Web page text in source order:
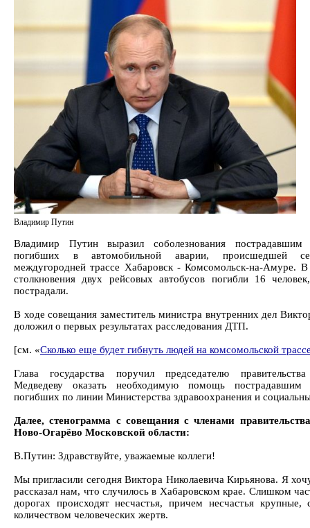
Владимир Путин
Владимир Путин выразил соболезнования
погибших в автомобильной аварии, происшедшей
междугородней трассе Хабаровск - Комсомольск-на-Амуре. В
столкновения двух рейсовых автобусов погибли 16
пострадали.
В ходе совещания заместитель министра внутренних дел
доложил о первых результатах расследования ДТП.
[см. «Сколько еще будет гибнуть людей на комсомольской
Глава государства поручил председателю
Медведеву оказать необходимую помощь
погибших по линии Министерства здравоохранения и
Далее, стенограмма с совещания с членами
Ново-Огарёво Московской области:
В.Путин: Здравствуйте, уважаемые коллеги!
Мы пригласили сегодня Виктора Николаевича Кирьянова. Я
рассказал нам, что случилось в Хабаровском крае. Слишком
дорогах происходят несчастья, причем несчастья
количеством человеческих жертв.